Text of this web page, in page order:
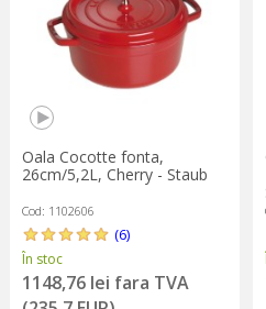
Oala Cocotte fonta,
26cm/5,2L, Cherry - Staub
Cod: 1102606
(6)
În stoc
1148,76 lei fara TVA